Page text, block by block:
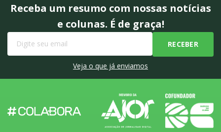
Receba um resumo com nossas notícias
e colunas. É de graça!
Veja o que já enviamos